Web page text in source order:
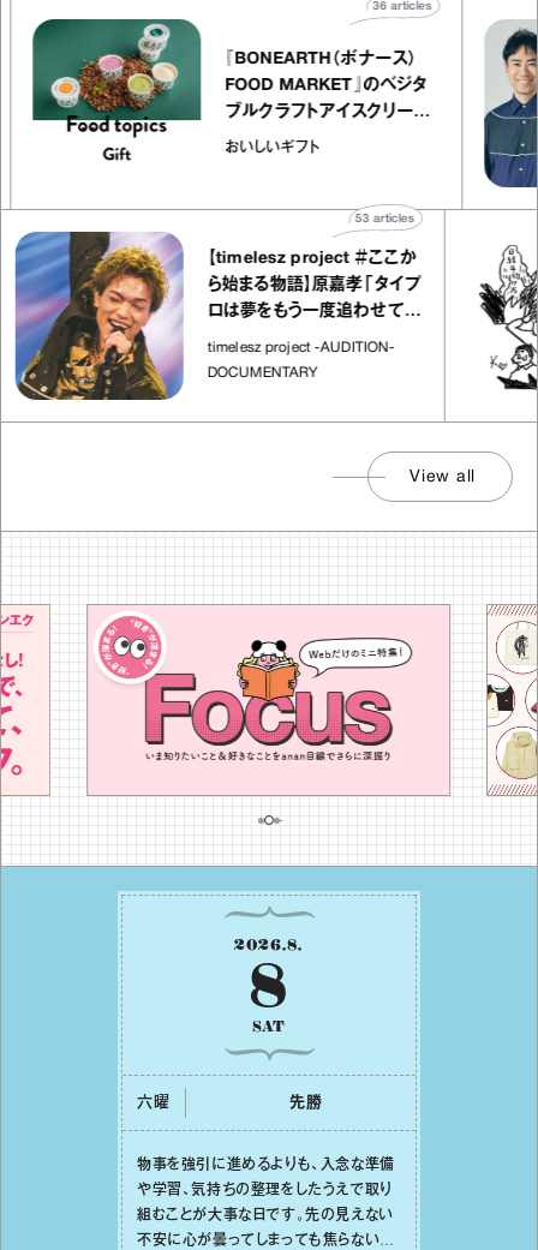
『BONEARTH（ボナース）
FOOD MARKET』のベジタ
ブルクラフトアイスクリーム
｜真野知子の「おいしいギフ
おいしいギフト
36articles
【timelesz project ＃ここか
ら始まる物語】原嘉孝「タイプ
ロは夢をもう一度追わせてく
れた場所」
timelesz project -AUDITION-
DOCUMENTARY
articles
View all
2026.8.
8
SAT
六曜 先勝
物事を強引に進めるよりも、⼊念な準備
や学習、気持ちの整理をしたうえで取り
組むことが⼤事な⽇です。先の⾒えない
不安に⼼が曇ってしまっても焦らない